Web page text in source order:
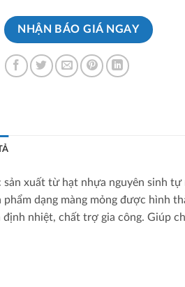
NHẬN BÁO GIÁ NGAY
sản xuất từ hạt nhựa nguyên sinh tự
dạng màng mỏng được hình
nhiệt, chất trợ gia công. Giúp